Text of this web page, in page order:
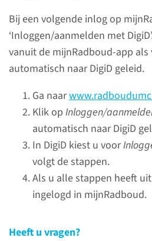
Bij een volgende inlog op
‘Inloggen/aanmelden met
vanuit de mijnRadboud-app
automatisch naar DigiD geleid.
Ga naar
Klik op Inloggen/
automatisch naar DigiD
In DigiD kiest u voor
volgt de stappen.
Als u alle stappen heeft
ingelogd in mijnRadboud.
Heeft u vragen?
tussen 9.00 en
tussen 13.00 en
Voor al uw vragen
mijnRadboud of
videogesprekken
(024) 361 44 43
contact
bevestiging